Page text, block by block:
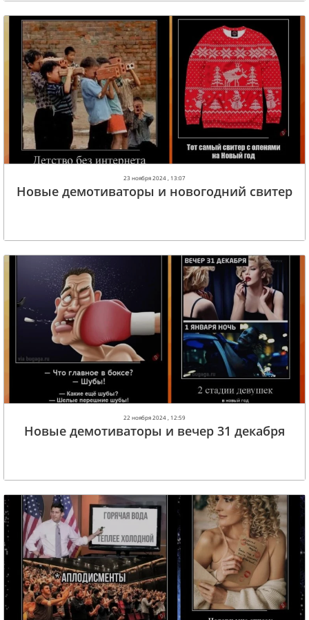
23 ноября 2024 , 13:07
Новые демотиваторы и новогодний свитер
22 ноября 2024 , 12:59
Новые демотиваторы и вечер 31 декабря